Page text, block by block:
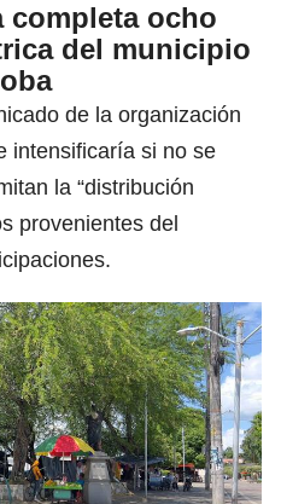
completa ocho
del municipio
de la organización
intensificaría si no se
la “distribución
provenientes del